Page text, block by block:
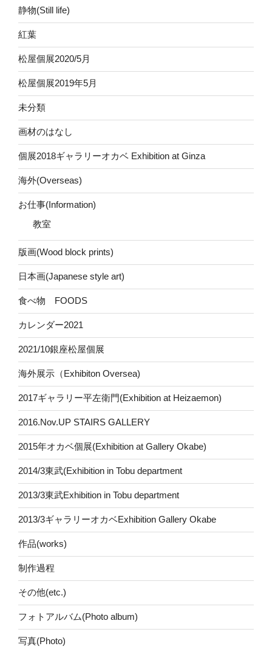
静物(Still life)
紅葉
松屋個展2020/5月
松屋個展2019年5月
未分類
画材のはなし
個展2018ギャラリーオカベ Exhibition at Ginza
海外(Overseas)
お仕事(Information)
教室
版画(Wood block prints)
日本画(Japanese style art)
食べ物 FOODS
カレンダー2021
2021/10銀座松屋個展
海外展示（Exhibiton Oversea)
2017ギャラリー平左衛門(Exhibition at Heizaemon)
2016.Nov.UP STAIRS GALLERY
2015年オカベ個展(Exhibition at Gallery Okabe)
2014/3東武(Exhibition in Tobu department
2013/3東武Exhibition in Tobu department
2013/3ギャラリーオカベExhibition Gallery Okabe
作品(works)
制作過程
その他(etc.)
フォトアルバム(Photo album)
写真(Photo)